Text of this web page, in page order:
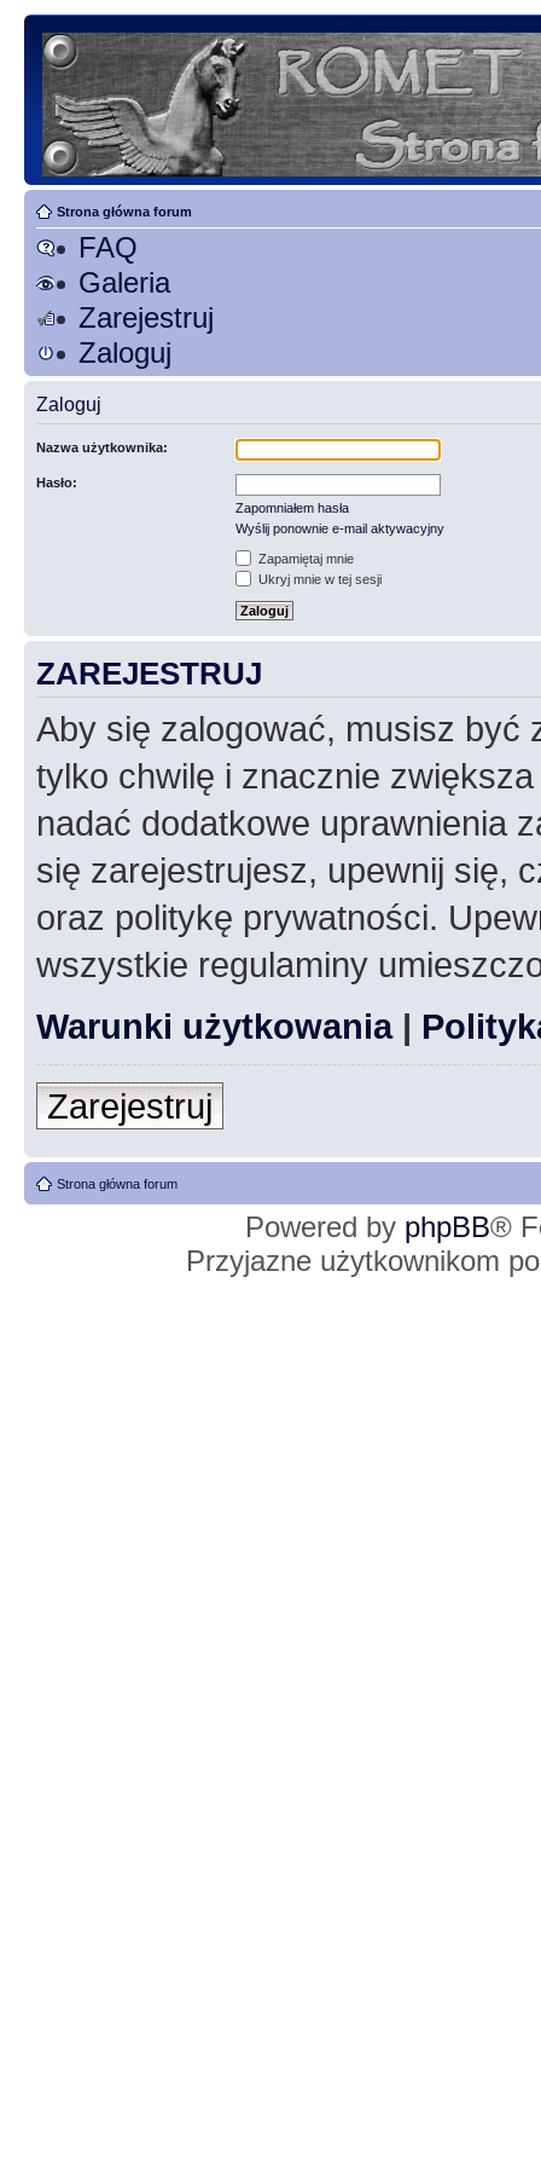
Strona główna forum
FAQ
Galeria
Zarejestruj
Zaloguj
Zaloguj
Nazwa użytkownika:
Hasło:
Zapomniałem hasła
Wyślij ponownie e-mail aktywacyjny
Zapamiętaj mnie
Ukryj mnie w tej sesji
ZAREJESTRUJ
Aby się zalogować, musisz być
tylko chwilę i znacznie
nadać dodatkowe uprawnienia
się zarejestrujesz, upewnij się,
oraz politykę prywatności.
wszystkie regulaminy
Warunki użytkowania|
Zarejestruj
Strona główna forum
Powered by phpBB®
Przyjazne użytkownikom